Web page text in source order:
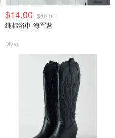
$14.00 $40.00
纯棉浴巾 海军蓝
Myer